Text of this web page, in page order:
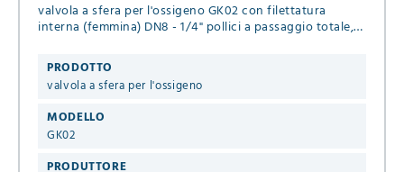
valvola a sfera per l'ossigeno GK02 con filettatura
interna (femmina) DN8 - 1/4" pollici a passaggio totale,
PRODOTTO
valvola a sfera per l'ossigeno
MODELLO
GK02
PRODUTTORE